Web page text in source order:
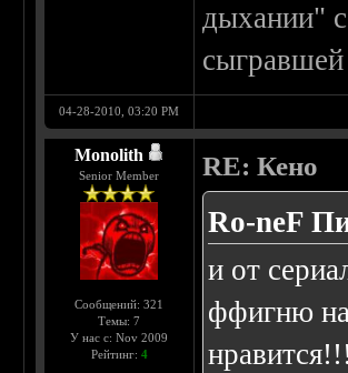
дыхании"
04-28-2010, 03:20 PM
Monolith
Senior Member
Сообщений: 321
Темы: 7
У нас с: Nov 2009
Рейтинг: 4
RE: Кено
Ro-neF
и от
ффигню